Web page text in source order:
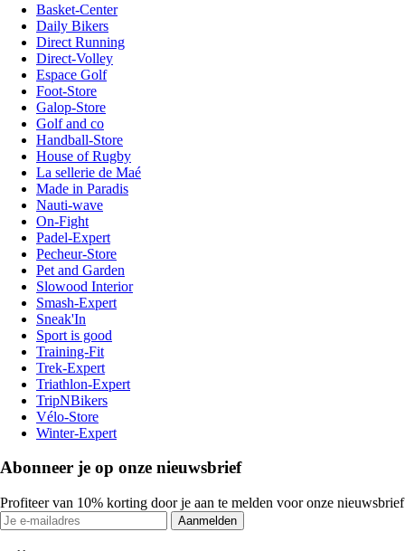
Basket-Center
Daily Bikers
Direct Running
Direct-Volley
Espace Golf
Foot-Store
Galop-Store
Golf and co
Handball-Store
House of Rugby
La sellerie de Maé
Made in Paradis
Nauti-wave
On-Fight
Padel-Expert
Pecheur-Store
Pet and Garden
Slowood Interior
Smash-Expert
Sneak'In
Sport is good
Training-Fit
Trek-Expert
Triathlon-Expert
TripNBikers
Vélo-Store
Winter-Expert
Abonneer je op onze nieuwsbrief
Profiteer van 10% korting door je aan te melden voor onze nieuwsbrief
Aanmelden